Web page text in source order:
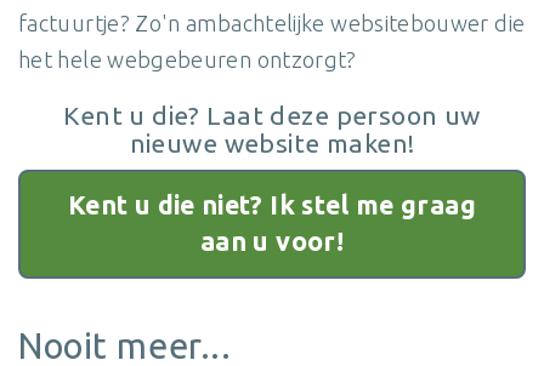
factuurtje? Zo'n ambachtelijke websitebouwer die
het hele webgebeuren ontzorgt?
Kent u die? Laat deze persoon uw
nieuwe website maken!
Kent u die niet? Ik stel me graag
aan u voor!
Nooit meer...